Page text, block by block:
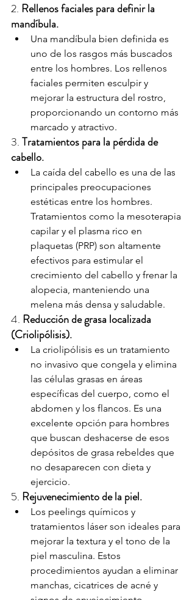
2. Rellenos faciales para definir la
mandíbula.
Una mandíbula bien definida es
uno de los rasgos más buscados
entre los hombres. Los rellenos
faciales permiten esculpir y
mejorar la estructura del rostro,
proporcionando un contorno más
marcado y atractivo.
3. Tratamientos para la pérdida de
cabello.
La caída del cabello es una de las
principales preocupaciones
estéticas entre los hombres.
Tratamientos como la mesoterapia
capilar y el plasma rico en
plaquetas (PRP) son altamente
efectivos para estimular el
crecimiento del cabello y frenar la
alopecia, manteniendo una
melena más densa y saludable.
4. Reducción de grasa localizada
(Criolipólisis).
La criolipólisis es un tratamiento
no invasivo que congela y elimina
las células grasas en áreas
específicas del cuerpo, como el
abdomen y los flancos. Es una
excelente opción para hombres
que buscan deshacerse de esos
depósitos de grasa rebeldes que
no desaparecen con dieta y
ejercicio.
5. Rejuvenecimiento de la piel.
Los peelings químicos y
tratamientos láser son ideales para
mejorar la textura y el tono de la
piel masculina. Estos
procedimientos ayudan a eliminar
manchas, cicatrices de acné y